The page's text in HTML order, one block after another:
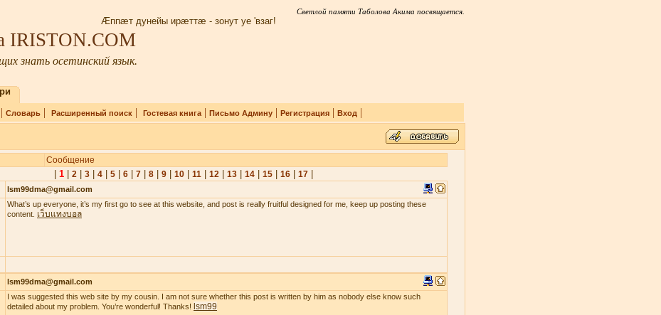
Светлой памяти Таболова Акима посвящается.
Æппæт дунейы ирæттæ - зонут уе 'взаг!
IRISTON.COM
знать осетинский язык.
| Словарь| Расширенный поиск| Гостевая книга| Письмо Админу| Регистрация| Вход |
Сообщение
1| 2| 3| 4| 5| 6| 7| 8| 9| 10| 11| 12| 13| 14| 15| 16| 17|
lsm99dma@gmail.com
What’s up everyone, it’s my first go to see at this website, and post is really fruitful designed for me, keep up posting these
content. เว็บแทงบอล
lsm99dma@gmail.com
I was suggested this web site by my cousin. I am not sure whether this post is written by him as nobody else know such
detailed about my problem. You’re wonderful! Thanks! lsm99